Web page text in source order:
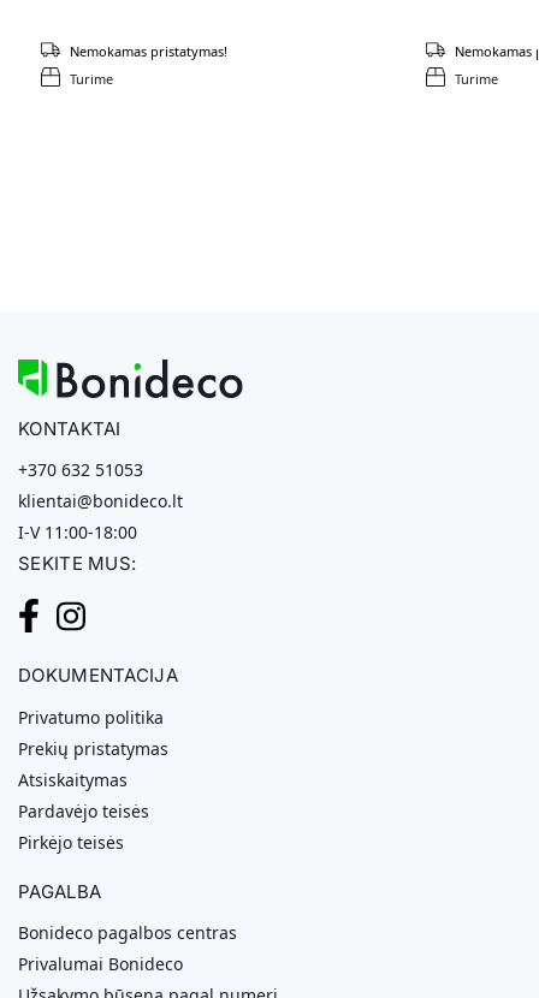
Turime
Nemokamas pristatymas!
Turime
Nemokamas
KONTAKTAI
+370 632 51053
klientai@bonideco.lt
I-V 11:00-18:00
SEKITE MUS:
DOKUMENTACIJA
Privatumo politika
Prekių pristatymas
Atsiskaitymas
Pardavėjo teisės
Pirkėjo teisės
PAGALBA
Bonideco pagalbos centras
Privalumai Bonideco